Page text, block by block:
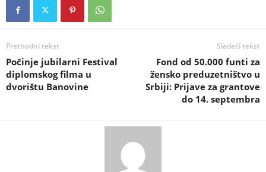
Prethodni tekst
Počinje jubilarni Festival
diplomskog filma u
dvorištu Banovine
Sledeći tekst
Fond od 50.000 funti za
žensko preduzetništvo u
Srbiji: Prijave za grantove
do 14. septembra